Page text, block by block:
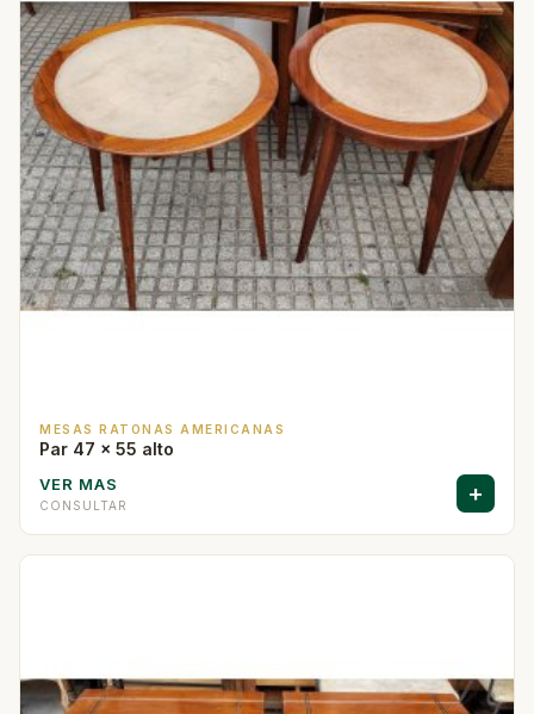
MESAS RATONAS AMERICANAS
Par 47 x 55 alto
VER MAS
CONSULTAR +